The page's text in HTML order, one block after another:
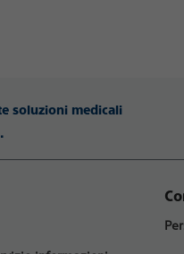
soluzioni medicali